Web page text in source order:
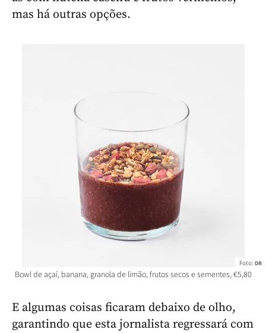
mas há outras opções.
Bowl de açaí, banana, granola de limão, frutos secos e sementes, €5,80
Foto: DR
E algumas coisas ficaram debaixo de olho,
garantindo que esta jornalista regressará com